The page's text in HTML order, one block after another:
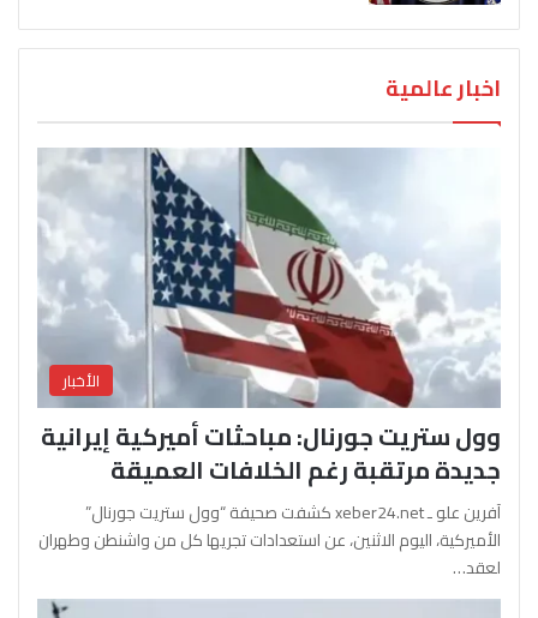
اخبار عالمية
الأخبار
وول ستريت جورنال: مباحثات أميركية إيرانية
جديدة مرتقبة رغم الخلافات العميقة
آفرين علو ـ xeber24.net كشفت صحيفة “وول ستريت جورنال”
الأميركية، اليوم الاثنين، عن استعدادات تجريها كل من واشنطن وطهران
لعقد…